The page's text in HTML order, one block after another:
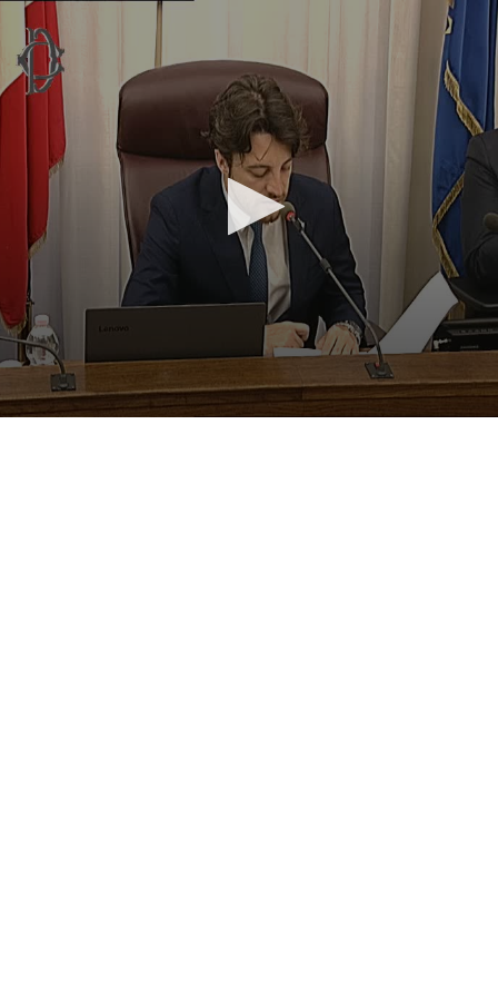
Vai al contenuto principale
WebTV Camera dei Deputati
Vai al menu di navigazione
Contenuto
Fine contenuto
Vai al contenuto principale Vai al menu di navigazione